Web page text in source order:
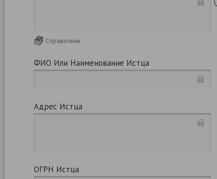
Справочник
ФИО Или Наименование Истца
Адрес Истца
ОГРН Истца